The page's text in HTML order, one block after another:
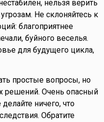
нельзя верить
Не склоняйтесь к
благоприятнее
буйного веселья.
для будущего цикла,
простые вопросы, но
решений. Очень опасный
ничего, что
Обратите